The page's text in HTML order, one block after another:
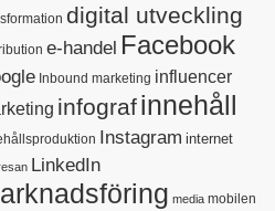
digital utveckling
e-handel Facebook
Inbound marketing influencer
infografinnehåll
Instagram internet
LinkedIn
media mobilen